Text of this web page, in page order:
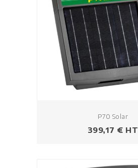
P70 Solar
Prezzo
399,17 € HT